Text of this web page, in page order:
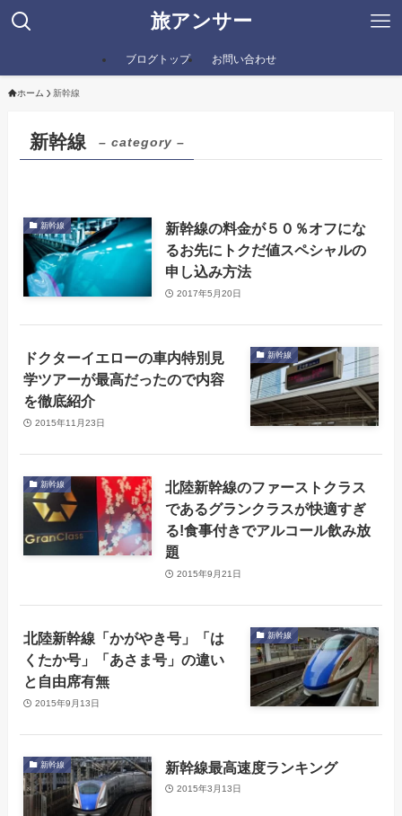
旅アンサー
ブログトップ お問い合わせ
ホーム 新幹線
新幹線 – category –
新幹線
新幹線の料金が５０％オフにな
るお先にトクだ値スペシャルの
申し込み方法
2017年5月20日
新幹線
ドクターイエローの車内特別見
学ツアーが最高だったので内容
を徹底紹介
2015年11月23日
新幹線
北陸新幹線のファーストクラス
であるグランクラスが快適すぎ
る!食事付きでアルコール飲み放
題
2015年9月21日
新幹線
北陸新幹線「かがやき号」「は
くたか号」「あさま号」の違い
と自由席有無
2015年9月13日
新幹線 新幹線最高速度ランキング
2015年3月13日